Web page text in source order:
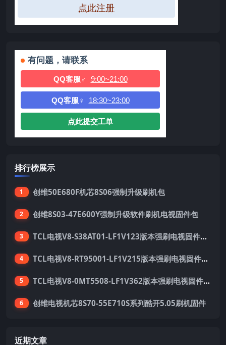
点此注册
有问题，请联系
QQ客服♂ 9:00~21:00
QQ客服♀ 18:30~23:00
点此提交工单
排行榜展示
1 创维50E680F机芯8S06强制升级刷机包
2 创维8S03-47E600Y强制升级软件刷机电视固件包
3 TCL电视V8-S38AT01-LF1V123版本强刷电视固件包下载
4 TCL电视V8-RT95001-LF1V215版本强刷电视固件包下载
5 TCL电视V8-0MT5508-LF1V362版本强刷电视固件包下载
6 创维电视机芯8S70-55E710S系列酷开5.05刷机固件
近期文章